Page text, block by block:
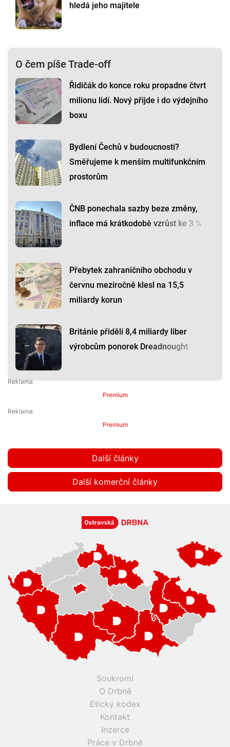
hledá jeho majitele
O čem píše Trade-off
Řidičák do konce roku propadne čtvrt
milionu lidí. Nový přijde i do výdejního
boxu
Bydlení Čechů v budoucnosti?
Směřujeme k menším multifunkčním
prostorům
ČNB ponechala sazby beze změny,
inflace má krátkodobě vzrůst ke 3 %
Přebytek zahraničního obchodu v
červnu meziročně klesl na 15,5
miliardy korun
Británie přidělí 8,4 miliardy liber
výrobcům ponorek Dreadnought
Premium
Premium
Další články
Další komerční články
Soukromí
O Drbně
Etický kodex
Kontakt
Inzerce
Práce v Drbně